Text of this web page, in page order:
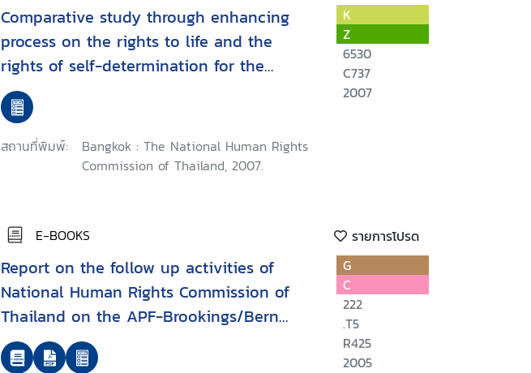
Comparative study through enhancing
process on the rights to life and the
rights of self-determination for the
internally displaced persons among the
risky areas under the Thai government
policy : November 2005 - April 2007
สถานที่พิมพ์:
Bangkok : The National Human Rights
Commission of Thailand, 2007.
K
Z
6530
C737
2007
E-BOOKS รายการโปรด
Report on the follow up activities of
National Human Rights Commission of
Thailand on the APF-Brookings/Bern
project on internally displaced persons
G
C
222
.T5
R425
2005